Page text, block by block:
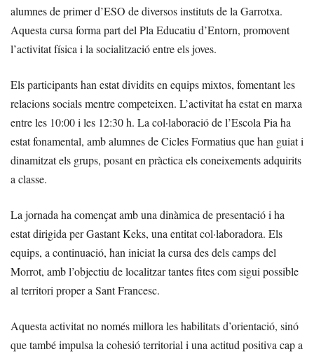
alumnes de primer d’ESO de diversos instituts de la Garrotxa.
Aquesta cursa forma part del Pla Educatiu d’Entorn, promovent
l’activitat física i la socialització entre els joves.
Els participants han estat dividits en equips mixtos, fomentant les
relacions socials mentre competeixen. L’activitat ha estat en marxa
entre les 10:00 i les 12:30 h. La col·laboració de l’Escola Pia ha
estat fonamental, amb alumnes de Cicles Formatius que han guiat i
dinamitzat els grups, posant en pràctica els coneixements adquirits
a classe.
La jornada ha començat amb una dinàmica de presentació i ha
estat dirigida per Gastant Keks, una entitat col·laboradora. Els
equips, a continuació, han iniciat la cursa des dels camps del
Morrot, amb l’objectiu de localitzar tantes fites com sigui possible
al territori proper a Sant Francesc.
Aquesta activitat no només millora les habilitats d’orientació, sinó
que també impulsa la cohesió territorial i una actitud positiva cap a